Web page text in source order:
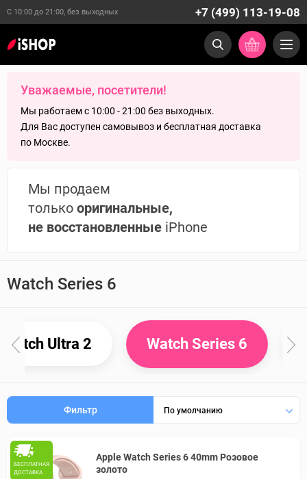
С 10:00 до 21:00, без выходных +7 (499) 113-19-08
Уважаемые, посетители!
Мы работаем с 10:00 - 21:00 без выходных.
Для Вас доступен самовывоз и бесплатная доставка
по Москве.
Мы продаем
только оригинальные,
не восстановленные iPhone
Watch Series 6
Watch Ultra 2 Watch Series 6
Фильтр По умолчанию
БЕСПЛАТНАЯ
ДОСТАВКА
Apple Watch Series 6 40mm Розовое
золото